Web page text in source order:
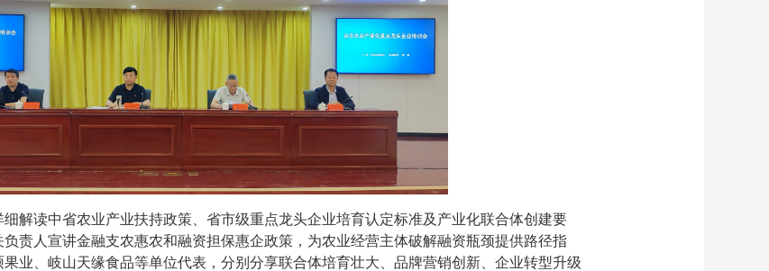
解读中省农业产业扶持政策、省市级重点龙头企业培育认定标准及产业化联合体创建要
责人宣讲金融支农惠农和融资担保惠企政策，为农业经营主体破解融资瓶颈提供路径指
业、岐山天缘食品等单位代表，分别分享联合体培育壮大、品牌营销创新、企业转型升级